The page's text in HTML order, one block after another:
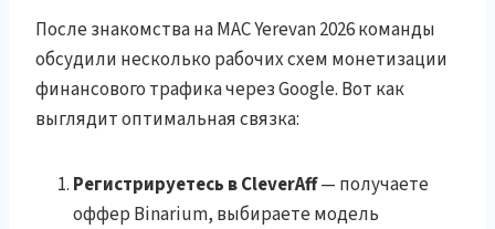
После знакомства на MAC Yerevan 2026 команды
обсудили несколько рабочих схем монетизации
финансового трафика через Google. Вот как
выглядит оптимальная связка:
Регистрируетесь в CleverAff— получаете
оффер Binarium, выбираете модель